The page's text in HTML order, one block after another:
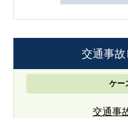
交通事
ケー
交通事